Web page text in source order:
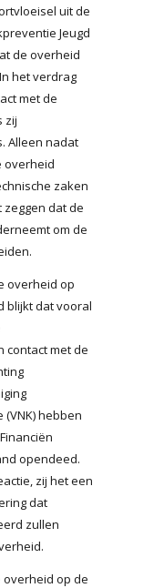
uit de
Jeugd
de overheid
het verdrag
met de
zij
Alleen nadat
overheid
zaken
dat de
om de
overheid op
blijkt dat vooral
met de
hebben
opendeed.
zij het een
dat
zullen
overheid op de